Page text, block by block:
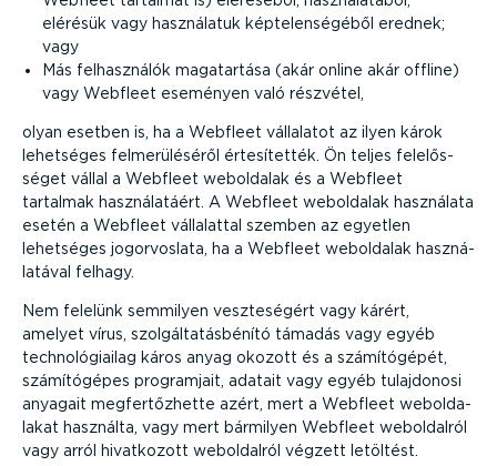
elérésük vagy használatuk képte­len­sé­géből erednek;
vagy
Más felhasz­nálók magatartása (akár online akár offline)
vagy Webfleet eseményen való részvétel,
olyan esetben is, ha a Webfleet vállalatot az ilyen károk
lehetséges felme­rü­lé­séről értesí­tették. Ön teljes felelős­
séget vállal a Webfleet weboldalak és a Webfleet
tartalmak haszná­la­táért. A Webfleet weboldalak használata
esetén a Webfleet vállalattal szemben az egyetlen
lehetséges jogor­voslata, ha a Webfleet weboldalak haszná­
la­tával felhagy.
Nem felelünk semmilyen veszte­ségért vagy kárért,
amelyet vírus, szolgál­ta­tás­bénító támadás vagy egyéb
techno­ló­gi­ailag káros anyag okozott és a számí­tó­gépét,
számí­tó­gépes programjait, adatait vagy egyéb tulajdonosi
anyagait megfer­tőz­hette azért, mert a Webfleet webol­da­
lakat használta, vagy mert bármilyen Webfleet weboldalról
vagy arról hivatkozott weboldalról végzett letöltést.